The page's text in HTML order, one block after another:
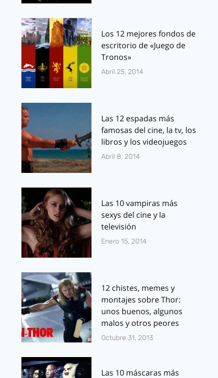
Los 12 mejores fondos de
escritorio de «Juego de
Tronos»
Abril 25, 2014
Las 12 espadas más
famosas del cine, la tv, los
libros y los videojuegos
Abril 8, 2014
Las 10 vampiras más
sexys del cine y la
televisión
Enero 15, 2014
12 chistes, memes y
montajes sobre Thor:
unos buenos, algunos
malos y otros peores
Octubre 31, 2013
Las 10 máscaras más